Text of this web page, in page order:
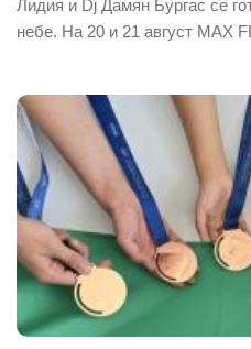
Лидия и Dj Дамян Бургас се
небе. На 20 и 21 август MAX